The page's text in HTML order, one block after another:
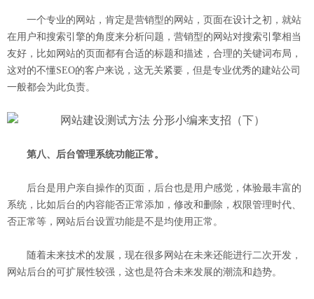
一个专业的网站，肯定是营销型的网站，页面在设计之初，就站
在用户和搜索引擎的角度来分析问题，营销型的网站对搜索引擎相当
友好，比如网站的页面都有合适的标题和描述，合理的关键词布局，
这对的不懂SEO的客户来说，这无关紧要，但是专业优秀的建站公司
一般都会为此负责。
第八、后台管理系统功能正常。
后台是用户亲自操作的页面，后台也是用户感觉，体验最丰富的
系统，比如后台的内容能否正常添加，修改和删除，权限管理时代、
否正常等，网站后台设置功能是不是均使用正常。
随着未来技术的发展，现在很多网站在未来还能进行二次开发，
网站后台的可扩展性较强，这也是符合未来发展的潮流和趋势。